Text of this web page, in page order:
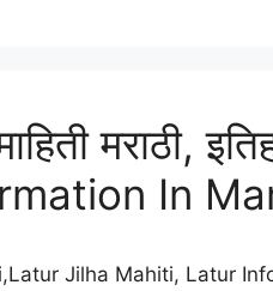
मराठी,
In
Jilha Mahiti, Latur